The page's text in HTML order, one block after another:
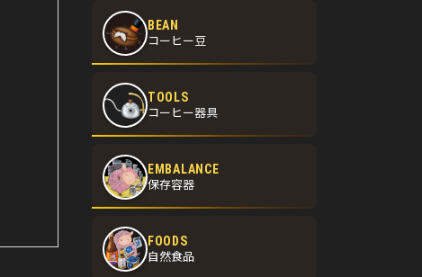
BEAN
コーヒー豆
TOOLS
コーヒー器具
EMBALANCE
保存容器
FOODS
自然食品